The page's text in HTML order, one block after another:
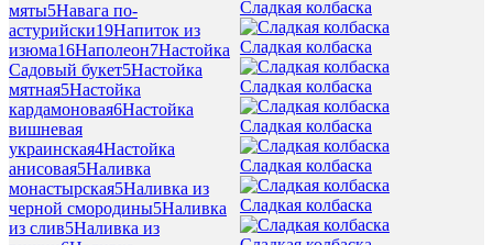
мяты5Навага по-
астурийски19Напиток из
изюма16Наполеон7Настойка
Садовый букет5Настойка
мятная5Настойка
кардамоновая6Настойка
вишневая
украинская4Настойка
анисовая5Наливка
монастырская5Наливка из
черной смородины5Наливка
из слив5Наливка из
Сладкая колбаска
Сладкая колбаска
Сладкая колбаска
Сладкая колбаска
Сладкая колбаска
Сладкая колбаска